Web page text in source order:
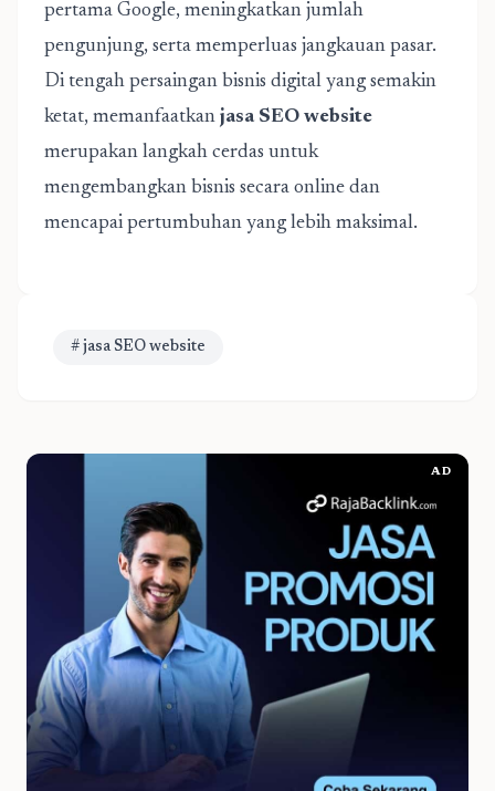
pertama Google, meningkatkan jumlah
pengunjung, serta memperluas jangkauan pasar.
Di tengah persaingan bisnis digital yang semakin
ketat, memanfaatkan jasa SEO website
merupakan langkah cerdas untuk
mengembangkan bisnis secara online dan
mencapai pertumbuhan yang lebih maksimal.
# jasa SEO website
AD